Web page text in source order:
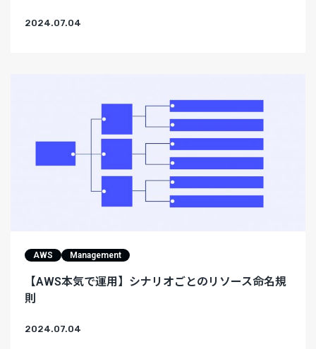
2024.07.04
AWS Management
【AWS本気で運用】シナリオごとのリソース命名規
則
2024.07.04